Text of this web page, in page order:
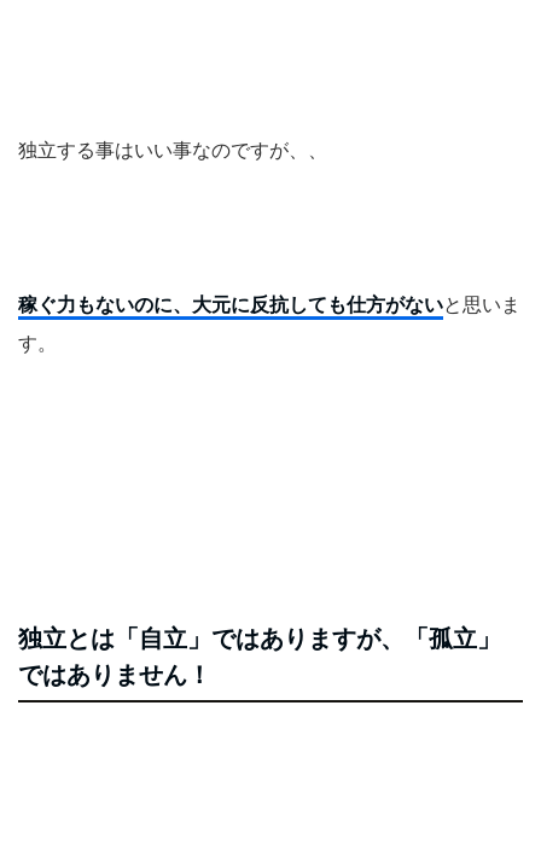
独立する事はいい事なのですが、、
稼ぐ力もないのに、大元に反抗しても仕方がないと思いま
す。
独立とは「自立」ではありますが、「孤立」
ではありません！